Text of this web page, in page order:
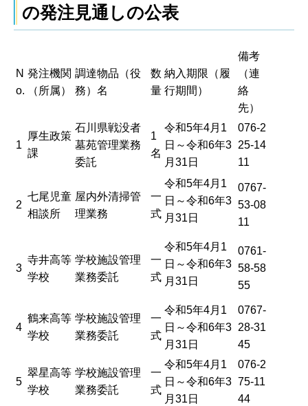
の発注見通しの公表
N
o.
発注機関
（所属）
調達物品（役
務）名
数
量
納入期限（履
行期間）
備考
（連
絡
先）
1
厚生政策
課
石川県戦没者
墓苑管理業務
委託
1
名
令和5年4月1
日～令和6年3
月31日
076-2
25-14
11
2
七尾児童
相談所
屋内外清掃管
理業務
一
式
令和5年4月1
日～令和6年3
月31日
0767-
53-08
11
3
寺井高等
学校
学校施設管理
業務委託
一
式
令和5年4月1
日～令和6年3
月31日
0761-
58-58
55
4
鶴来高等
学校
学校施設管理
業務委託
一
式
令和5年4月1
日～令和6年3
月31日
0767-
28-31
45
5
翠星高等
学校
学校施設管理
業務委託
一
式
令和5年4月1
日～令和6年3
月31日
076-2
75-11
44